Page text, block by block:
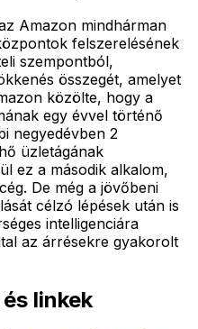
Amazon mindhárman
felszerelésének
szempontból,
összegét, amelyet
közölte, hogy a
egy évvel történő
negyedévben 2
üzletágának
ez a második alkalom,
De még a jövőbeni
célzó lépések után is
intelligenciára
az árrésekre gyakorolt
linkek